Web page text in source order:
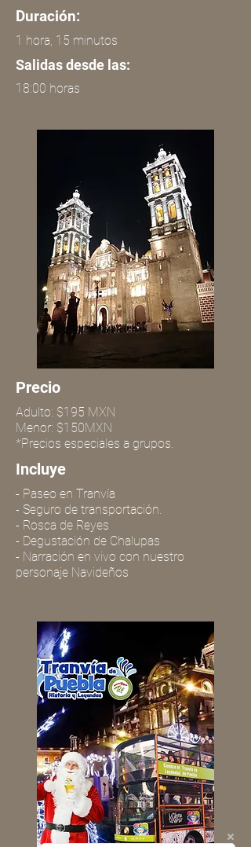
Duración:
1 hora, 15 minutos
Salidas desde las:
18:00 horas
Precio
Adulto: $195 MXN
Menor: $150MXN
*Precios especiales a grupos.
Incluye
- Paseo en Tranvía
- Seguro de transportación.
- Rosca de Reyes
- Degustación de Chalupas
- Narración en vivo con nuestro
personaje Navideños